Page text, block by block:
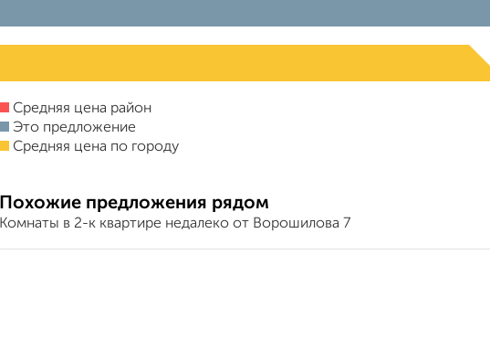
Средняя цена район
Это предложение
Средняя цена по городу
Похожие предложения рядом
Комнаты в 2-к квартире недалеко от Ворошилова 7